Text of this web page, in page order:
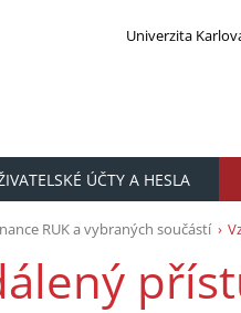
Univerzita
ÚČTY A HESLA
RUK a vybraných součástí